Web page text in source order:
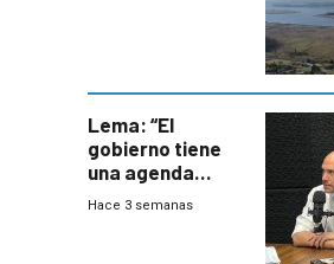
Lema: “El
gobierno tiene
una agenda
destructiva”
Hace 3 semanas